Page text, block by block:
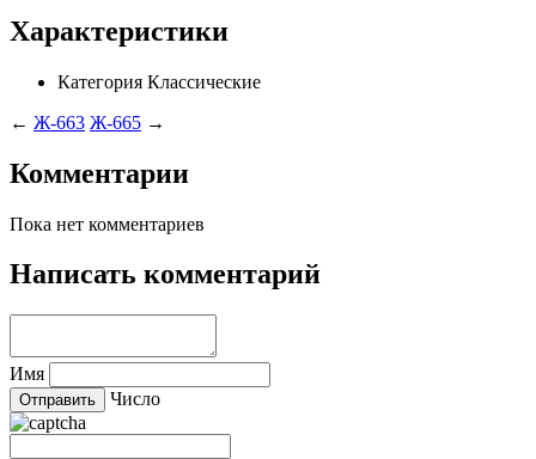
Характеристики
Категория Классические
← Ж-663 Ж-665 →
Комментарии
Пока нет комментариев
Написать комментарий
Имя
Число